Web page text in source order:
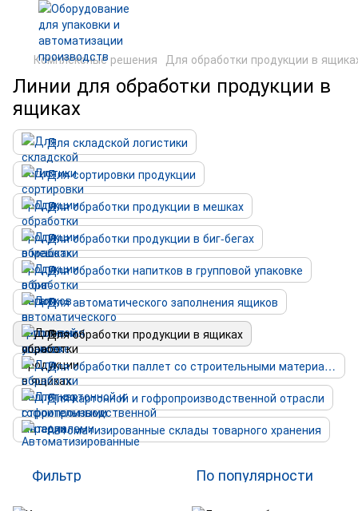
Комплексные решения Для обработки продукции в
Линии для обработки продукции в
ящиках
Для складской логистики
Для сортировки продукции
Для обработки продукции в мешках
Для обработки продукции в биг-бегах
Для обработки напитков в групповой упаковке
Для автоматического заполнения ящиков
Для обработки продукции в ящиках
Для обработки паллет со строительными материалами
Для картонной и гофропроизводственной отрасли
Автоматизированные склады товарного хранения
Фильтр По популярности